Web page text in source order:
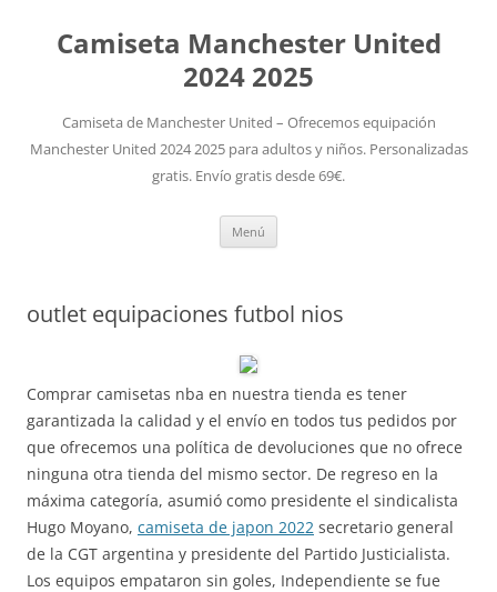
Camiseta Manchester United
2024 2025
Camiseta de Manchester United – Ofrecemos equipación
Manchester United 2024 2025 para adultos y niños. Personalizadas
gratis. Envío gratis desde 69€.
Menú
outlet equipaciones futbol nios
Comprar camisetas nba en nuestra tienda es tener
garantizada la calidad y el envío en todos tus pedidos por
que ofrecemos una política de devoluciones que no ofrece
ninguna otra tienda del mismo sector. De regreso en la
máxima categoría, asumió como presidente el sindicalista
Hugo Moyano, camiseta de japon 2022 secretario general
de la CGT argentina y presidente del Partido Justicialista.
Los equipos empataron sin goles, Independiente se fue